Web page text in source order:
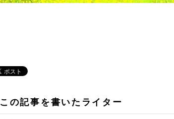
この記事を書いたライター